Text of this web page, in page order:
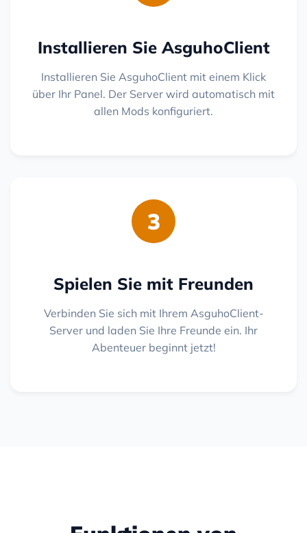
Installieren Sie AsguhoClient
Installieren Sie AsguhoClient mit einem Klick
über Ihr Panel. Der Server wird automatisch mit
allen Mods konfiguriert.
3
Spielen Sie mit Freunden
Verbinden Sie sich mit Ihrem AsguhoClient-
Server und laden Sie Ihre Freunde ein. Ihr
Abenteuer beginnt jetzt!